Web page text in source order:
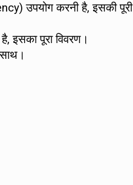
उपयोग करनी है, इसकी पूरी
इसका पूरा विवरण।